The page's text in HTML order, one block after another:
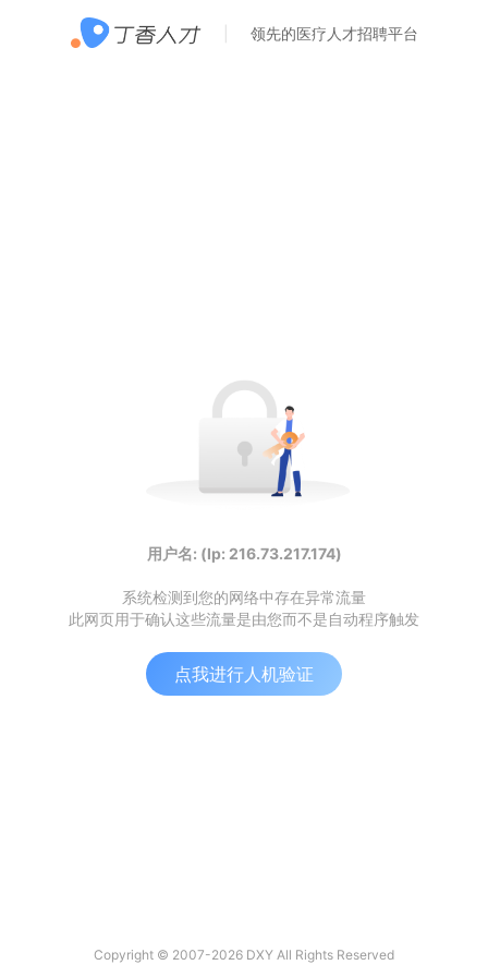
领先的医疗人才招聘平台
用户名: (Ip: 216.73.217.174)
系统检测到您的网络中存在异常流量
此网页用于确认这些流量是由您而不是自动程序触发
点我进行人机验证
Copyright © 2007-2026 DXY All Rights Reserved